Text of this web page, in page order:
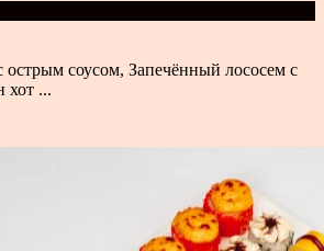
острым соусом, Запечённый лососем с
хот ...